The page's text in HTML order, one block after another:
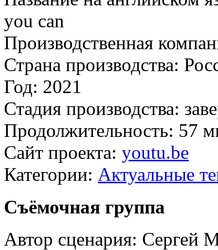
you can
Производственная
Страна производства:
Год: 2021
Стадия производства:
Продолжительность: 57
Сайт проекта: youtu.be
Категории: Актуальные
Съёмочная группа
Автор сценария: Сергей